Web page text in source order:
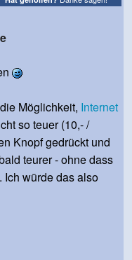
Möglichkeit, Internet
so teuer (10,- /
Knopf gedrückt und
teurer - ohne dass
Ich würde das also